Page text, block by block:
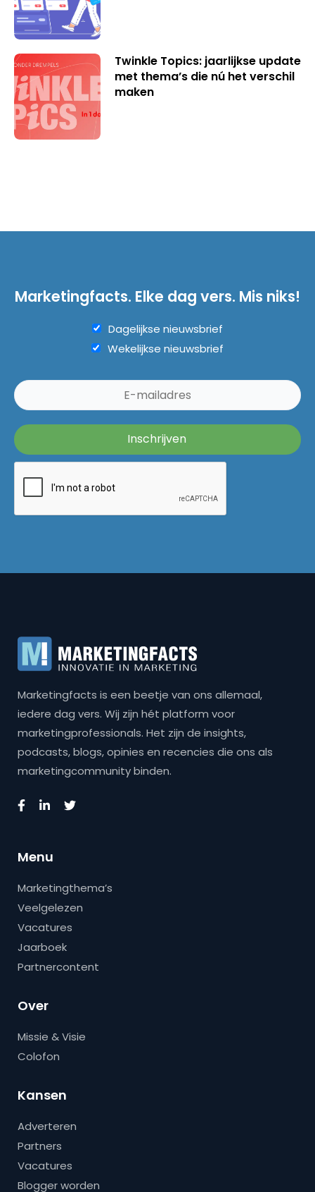
Twinkle Topics: jaarlijkse update
met thema’s die nú het verschil
maken
Marketingfacts. Elke dag vers. Mis niks!
Dagelijkse nieuwsbrief
Wekelijkse nieuwsbrief
Marketingfacts is een beetje van ons allemaal,
iedere dag vers. Wij zijn hét platform voor
marketingprofessionals. Het zijn de insights,
podcasts, blogs, opinies en recencies die ons als
marketingcommunity binden.
Menu
Marketingthema’s
Veelgelezen
Vacatures
Jaarboek
Partnercontent
Over
Missie & Visie
Colofon
Kansen
Adverteren
Partners
Vacatures
Blogger worden